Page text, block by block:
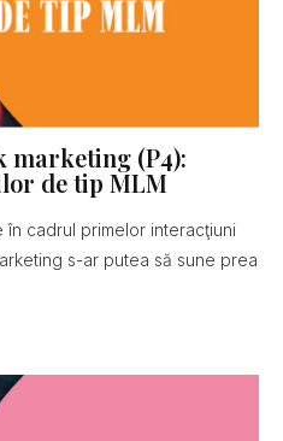
marketing (P4):
de tip MLM
cadrul primelor interacţiuni
s-ar putea să sune prea